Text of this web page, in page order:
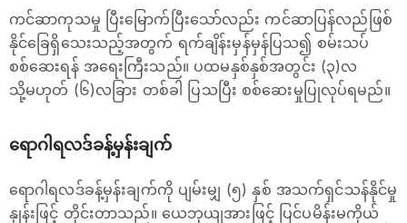
ကင်ဆာကုသမှု ပြီးမြောက်ပြီးသော်လည်း ကင်ဆာပြန်လည်ဖြစ်
နိုင်ခြေရှိသေးသည့်အတွက် ရက်ချိန်းမှန်မှန်ပြသ၍ စမ်းသပ်
စစ်ဆေးရန် အရေးကြီးသည်။ ပထမနှစ်နှစ်အတွင်း (၃)လ
သို့မဟုတ် (၆)လခြား တစ်ခါ ပြသပြီး စစ်ဆေးမှုပြုလုပ်ရမည်။
ရောဂါရလဒ်ခန့်မှန်းချက်
ရောဂါရလဒ်ခန့်မှန်းချက်ကို ပျမ်းမျှ (၅) နှစ် အသက်ရှင်သန်နိုင်မှု
နှုန်းဖြင့် တိုင်းတာသည်။ ယေဘုယျအားဖြင့် ပြင်ပမိန်းမကိုယ်